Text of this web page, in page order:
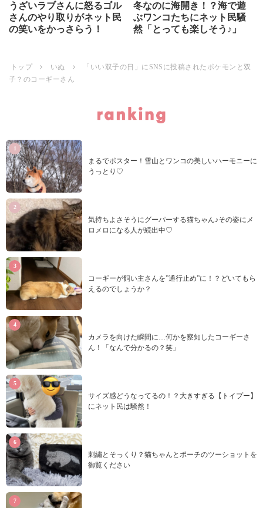
うざいラブさんに怒るゴル
さんのやり取りがネット民
の笑いをかっさらう！
冬なのに海開き！？海で遊
ぶワンコたちにネット民騒
然「とっても楽しそう♪」
トップ いぬ
「いい双子の日」にSNSに投稿されたポケモンと双
子？のコーギーさん
まるでポスター！雪山とワンコの美しいハーモニーに
うっとり♡
気持ちよさそうにグーパーする猫ちゃん♪その姿にメ
ロメロになる人が続出中♡
コーギーが飼い主さんを”通行止め”に！？どいてもら
えるのでしょうか？
カメラを向けた瞬間に…何かを察知したコーギーさ
ん！「なんで分かるの？笑」
サイズ感どうなってるの！？大きすぎる【トイプー】
にネット民は騒然！
刺繡とそっくり？猫ちゃんとポーチのツーショットを
御覧ください